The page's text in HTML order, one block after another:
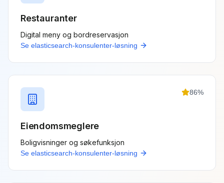
Restauranter
Digital meny og bordreservasjon
Se elasticsearch-konsulenter-løsning
86%
Eiendomsmeglere
Boligvisninger og søkefunksjon
Se elasticsearch-konsulenter-løsning